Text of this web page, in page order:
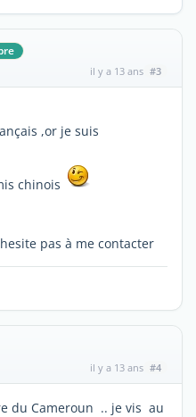
il y a 13 ans #3
,or je suis
chinois
pas à me contacter
il y a 13 ans #4
du Cameroun .. je vis au